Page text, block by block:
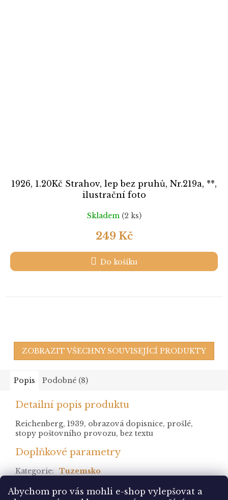
Abychom pro vás mohli e-shop vylepšovat a
1926, 1.20Kč Strahov, lep bez pruhů, Nr.219a, **,
ilustrační foto
Skladem (2 ks)
249 Kč
Do košíku
ZOBRAZIT VŠECHNY SOUVISEJÍCÍ PRODUKTY
Popis Podobné (8)
Detailní popis produktu
Reichenberg, 1939, obrazová dopisnice, prošlé,
stopy poštovního provozu, bez textu
Doplňkové parametry
Kategorie: Tuzemsko